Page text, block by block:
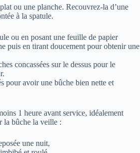
ou une planche. Recouvrez-la d’une
à la spatule.
ou en posant une feuille de papier
puis en tirant doucement pour obtenir une
concassées sur le dessus pour le
pour avoir une bûche bien nette et
1 heure avant service, idéalement
la bûche la veille :
une nuit,